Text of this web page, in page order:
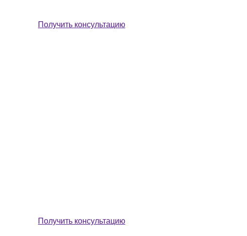
Получить консультацию
Получить консультацию